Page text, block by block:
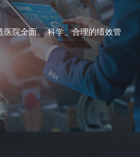
院全面、 科学、合理的绩效管